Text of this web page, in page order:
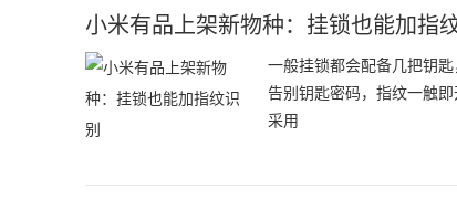
小米有品上架新物种：挂锁也能加指
一般挂锁都会配备几把钥
告别钥匙密码，指纹一触即
采用